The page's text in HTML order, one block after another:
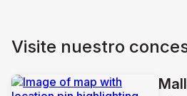
Visite nuestro